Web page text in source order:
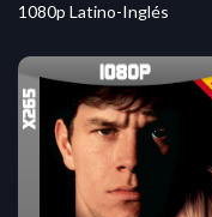
1080p Latino-Inglés